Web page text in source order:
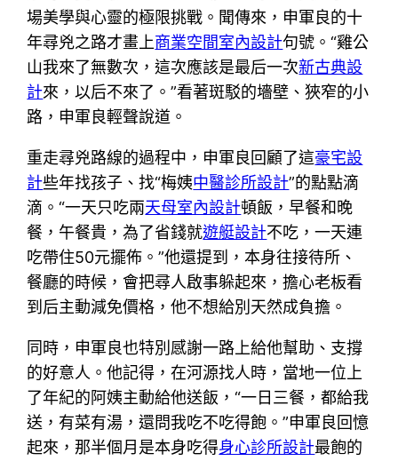
場美學與心靈的極限挑戰。聞傳來，申軍良的十
年尋兇之路才畫上商業空間室內設計句號。“雞公
山我來了無數次，這次應該是最后一次新古典設
計來，以后不來了。”看著斑駁的墻壁、狹窄的小
路，申軍良輕聲說道。
重走尋兇路線的過程中，申軍良回顧了這豪宅設
計些年找孩子、找“梅姨中醫診所設計”的點點滴
滴。“一天只吃兩天母室內設計頓飯，早餐和晚
餐，午餐貴，為了省錢就遊艇設計不吃，一天連
吃帶住50元擺佈。”他還提到，本身往接待所、
餐廳的時候，會把尋人啟事躲起來，擔心老板看
到后主動減免價格，他不想給別天然成負擔。
同時，申軍良也特別感謝一路上給他幫助、支撐
的好意人。他記得，在河源找人時，當地一位上
了年紀的阿姨主動給他送飯，“一日三餐，都給我
送，有菜有湯，還問我吃不吃得飽。”申軍良回憶
起來，那半個月是本身吃得身心診所設計最飽的